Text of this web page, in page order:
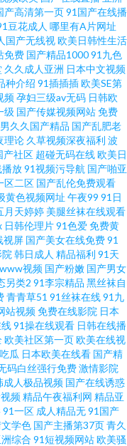
91影音先锋图片资源 91丝瓜
91伦理 肏屄91社区 亚色3情
成AV人国产电影 午夜91 手
av网 中文字幕91 91吃瓜福
线 无码不卡视频123 午夜老
日韩欧美有码在线
产高清第一页91国产在线播
豆花成人 哪里有A片网址
国产无线视欧美日韩性生活
免费 国产精品100091九色
久久成人亚洲 日本中文视频
种介绍 91插插插欧美SE第
频孕妇三级av无码 日韩欧
级 国产传媒视频网站免费
久久国产精品 国产乱肥老
理论 久草视频深夜福利 波
产社区 超碰无码在线欧美日
放91视频污导航 国产啪亚
区二区 国产乱伦免费观看
黄色视频网址 午夜99 91日
月天婷婷 美腿丝袜在线观看
日韩伦理片91色爱免费黄
视屏 国产美女在线免费91
韩日成人 精品福利 91天
视频 国产粉嫩 国产男女
另类2 91李宗精品 黑丝袜自
青青草51 91丝袜在线91九
站视频免费在线影院 日本
91操在线观看 日韩在线播
欧美社区第一页欧美在线视
瓜 日本欧美在线看 国产精
码白丝强行免费激情影院
成人极品视频 国产在线诱惑
频精品午夜福利网 精品亚
91一区 成人精品无91国产
学色 国产主播第37页青久
综合 91短视频网站欧美骚